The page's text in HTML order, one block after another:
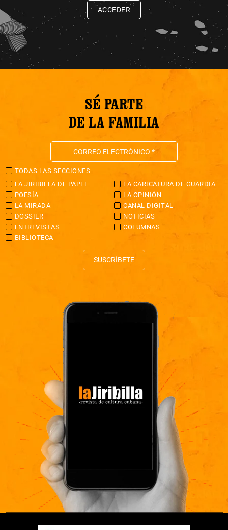
ACCEDER
SÉ PARTE
DE LA FAMILIA
TODAS LAS SECCIONES
LA JIRIBILLA DE PAPEL
LA CARICATURA DE GUARDIA
POESÍA
LA OPINIÓN
LA MIRADA
CANAL DIGITAL
DOSSIER
NOTICIAS
ENTREVISTAS
COLUMNAS
BIBLIOTECA
SUSCRÍBETE